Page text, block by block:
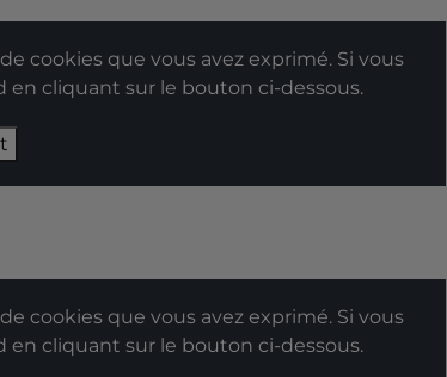
cookies que vous avez exprimé. Si vous
en cliquant sur le bouton ci-dessous.
cookies que vous avez exprimé. Si vous
en cliquant sur le bouton ci-dessous.